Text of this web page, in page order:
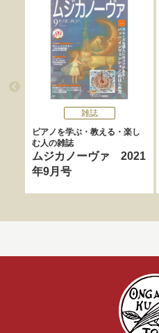
雑誌
ピアノを学ぶ・教える・楽し
む人の雑誌
ムジカノーヴァ 2021
年9月号